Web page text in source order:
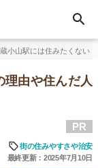
小山駅には住みたくない
理由や住んだ人
PR
街の住みやすさや治安
最終更新：2025年7月10日